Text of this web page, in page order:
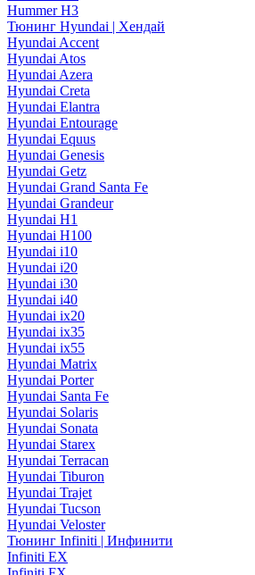
Hummer H3
Тюнинг Hyundai | Хендай
Hyundai Accent
Hyundai Atos
Hyundai Azera
Hyundai Creta
Hyundai Elantra
Hyundai Entourage
Hyundai Equus
Hyundai Genesis
Hyundai Getz
Hyundai Grand Santa Fe
Hyundai Grandeur
Hyundai H1
Hyundai H100
Hyundai i10
Hyundai i20
Hyundai i30
Hyundai i40
Hyundai ix20
Hyundai ix35
Hyundai ix55
Hyundai Matrix
Hyundai Porter
Hyundai Santa Fe
Hyundai Solaris
Hyundai Sonata
Hyundai Starex
Hyundai Terracan
Hyundai Tiburon
Hyundai Trajet
Hyundai Tucson
Hyundai Veloster
Тюнинг Infiniti | Инфинити
Infiniti EX